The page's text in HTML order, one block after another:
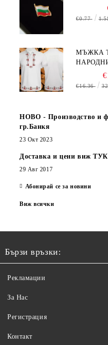
€0.77
МЪЖКА
€16.36
НОВО - Производство и
гр.Банкя
23 Окт 2023
Доставка и цени виж
29 Авг 2017
Абонирай се за новини
Виж всички
Бързи връзки:
Рекламации
За Нас
Регистрация
Контакт